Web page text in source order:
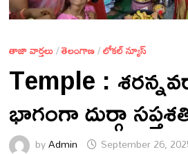
తాజా వార్తలు/తెలంగాణ/లోకల్ న్యూస్
Temple :
భాగంగా దుర్గా
byAdmin September 26,